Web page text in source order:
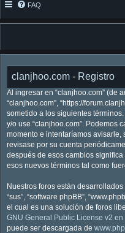
FAQ
clanjhoo.com - Registro
Al ingresar en “clanjhoo.com” (de
“clanjhoo.com”, “https://
sometido a los siguientes
y/o use “clanjhoo.com”. Podemos
momento e intentaríamos
revisase por su cuenta
después de esos cambios
esos nuevos términos tal como
Nuestros foros están
“sus”, “software phpBB”,
el cual es una solución de foros
GNU General Public License v2 en
puede ser descargada de